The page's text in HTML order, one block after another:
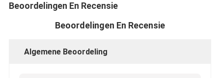
Beoordelingen En Recensie
Beoordelingen En Recensie
Algemene Beoordeling